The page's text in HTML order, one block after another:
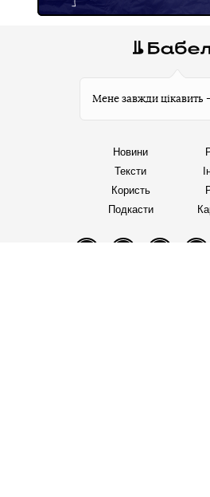
Мене завжди цікавить
Новини
Тексти
Користь
Подкасти